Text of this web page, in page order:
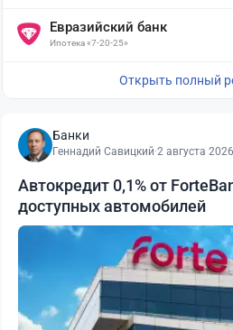
Евразийский банк
Ипотека «7-20-25»
Открыть полный
Банки
Геннадий Савицкий·2 августа
Автокредит 0,1% от
доступных автомобилей